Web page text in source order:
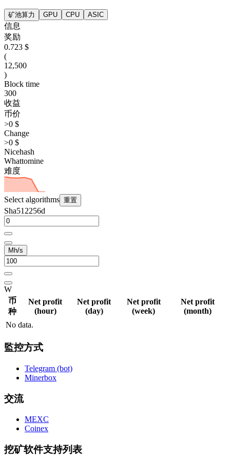
矿池算力 GPU CPU ASIC
信息
奖励
0.723 $
(
12,500
)
Block time
300
收益
币价
>0 $
Change
>0 $
Nicehash
Whattomine
难度
Select algorithms 重置
Sha512256d
Mh/s
W
币
种
Net profit
(hour)
Net profit
(day)
Net profit
(week)
Net profit
(month)
No data.
監控方式
Telegram (bot)
Minerbox
交流
MEXC
Coinex
挖矿软件支持列表